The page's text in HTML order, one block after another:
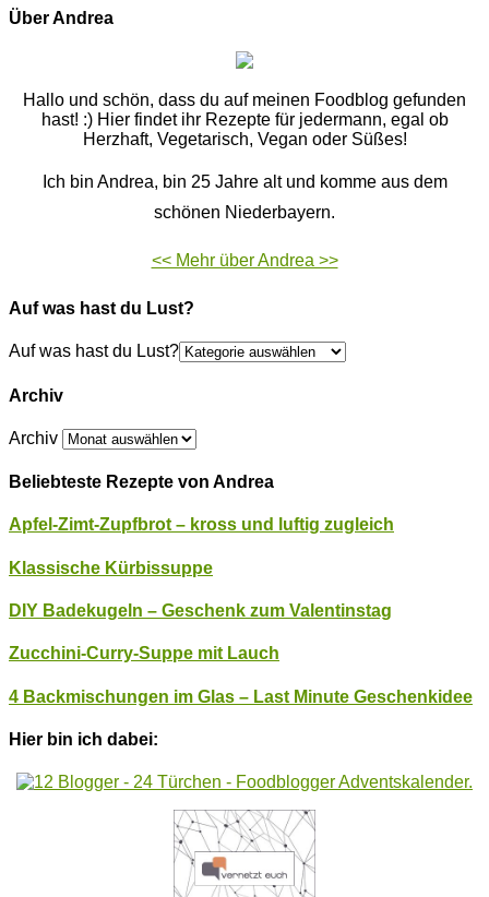
Über Andrea
Hallo und schön, dass du auf meinen Foodblog gefunden
hast! :) Hier findet ihr Rezepte für jedermann, egal ob
Herzhaft, Vegetarisch, Vegan oder Süßes!
Ich bin Andrea, bin 25 Jahre alt und komme aus dem
schönen Niederbayern.
<< Mehr über Andrea >>
Auf was hast du Lust?
Auf was hast du Lust?
Archiv
Archiv
Beliebteste Rezepte von Andrea
Apfel-Zimt-Zupfbrot – kross und luftig zugleich
Klassische Kürbissuppe
DIY Badekugeln – Geschenk zum Valentinstag
Zucchini-Curry-Suppe mit Lauch
4 Backmischungen im Glas – Last Minute Geschenkidee
Hier bin ich dabei: